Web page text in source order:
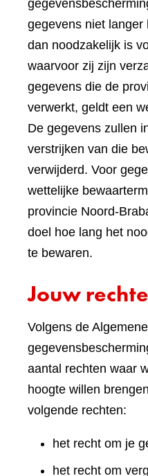
gegevens niet langer
dan noodzakelijk is
waarvoor zij zijn
gegevens die de
verwerkt, geldt een
De gegevens zullen
verstrijken van die
verwijderd. Voor
wettelijke
provincie Noord-
doel hoe lang het
te bewaren.
Jouw
Volgens de
aantal rechten waar
hoogte willen
volgende rechten:
het recht om je
het recht om